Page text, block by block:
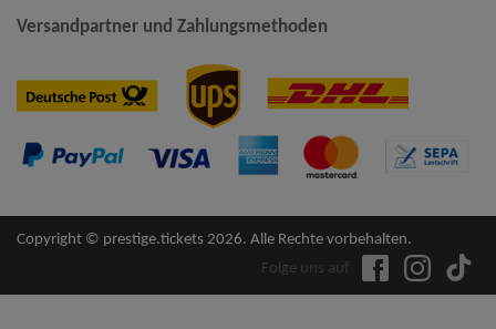
Versandpartner und Zahlungsmethoden
Copyright © prestige.tickets 2026. Alle Rechte vorbehalten.
Folge uns auf